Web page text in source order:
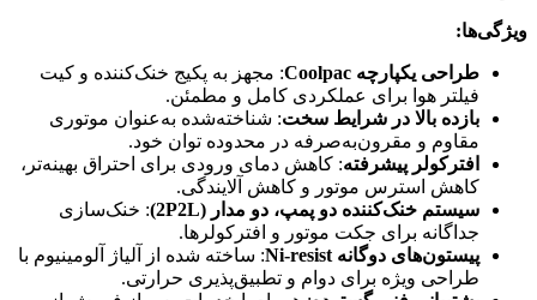
ویژگی‌ها:
طراحی یکپارچه Coolpac
: مجهز به پکیج خنک‌کننده و کیت
فیلتر هوا برای عملکردی کامل و مطمئن.
بازده بالا در شرایط سخت: شناخته‌شده به‌عنوان موتوری
مقاوم و مقرون‌به‌صرفه در محدوده توان خود.
افترکولر پیشرفته: کاهش دمای ورودی برای احتراق بهینه‌تر،
کاهش استرس موتور و کاهش آلایندگی.
سیستم خنک‌کننده دو پمپ، دو مدار (2P2L)
: خنک‌سازی
جداگانه برای جکت موتور و افترکولرها.
پیستون‌های دوگانه Ni-resist
: ساخته شده از آلیاژ آلومینیوم با
طراحی ویژه برای دوام و تطبیق‌پذیری حرارتی.